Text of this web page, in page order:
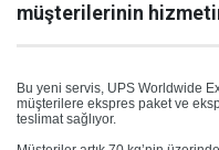
müşterilerinin
Bu yeni servis, UPS Worldwide
müşterilere ekspres paket ve
teslimat sağlıyor.